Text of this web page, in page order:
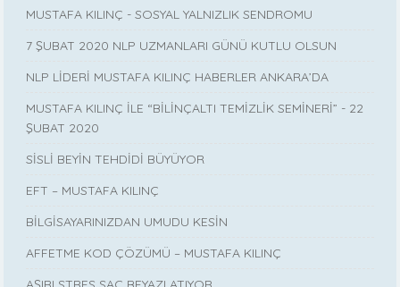
MUSTAFA KILINÇ - SOSYAL YALNIZLIK SENDROMU
7 ŞUBAT 2020 NLP UZMANLARI GÜNÜ KUTLU OLSUN
NLP LİDERİ MUSTAFA KILINÇ HABERLER ANKARA’DA
MUSTAFA KILINÇ İLE “BİLİNÇALTI TEMİZLİK SEMİNERİ” - 22
ŞUBAT 2020
SİSLİ BEYİN TEHDİDİ BÜYÜYOR
EFT – MUSTAFA KILINÇ
BİLGİSAYARINIZDAN UMUDU KESİN
AFFETME KOD ÇÖZÜMÜ – MUSTAFA KILINÇ